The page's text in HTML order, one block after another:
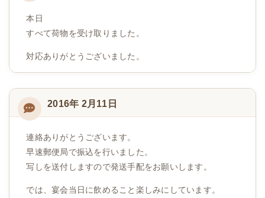
本日
すべて荷物を受け取りました。
対応ありがとうございました。
2016年 2月11日
連絡ありがとうございます。
早速郵便局で振込を行いました。
写しを送付しますので発送手配をお願いします。
では、宴会当日に飲めること楽しみにしています。